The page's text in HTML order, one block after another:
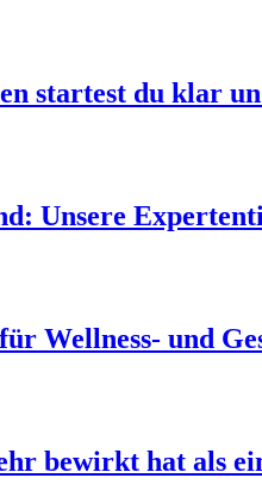
startest du klar
Unsere
Wellness- und
bewirkt hat als